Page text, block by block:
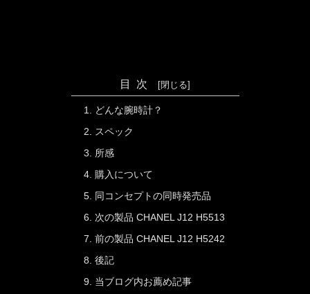
目次
どんな腕時計？
スペック
所感
購入について
同コンセプトの同時発売品
次の製品 CHANEL J12 H5513
前の製品 CHANEL J12 H5242
後記
当ブログ内お薦め記事